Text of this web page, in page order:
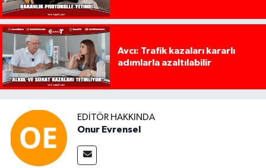
Avcı: Trafik kazaları kararlı
adımlarla azaltılabilir
EDITÖR HAKKINDA
Onur Evrensel